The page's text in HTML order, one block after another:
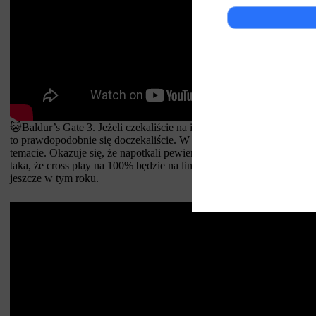
😺Baldur’s Gate 3. Jeżeli czekaliście na informację o cross-play
to prawdopodobnie się doczekaliście. W pierwszych tygodniach
temacie. Okazuje się, że napotkali pewien błąd techniczny. Niestety
taka, że cross play na 100% będzie na linii PS5-PC. Jak to będzie z
jeszcze w tym roku.